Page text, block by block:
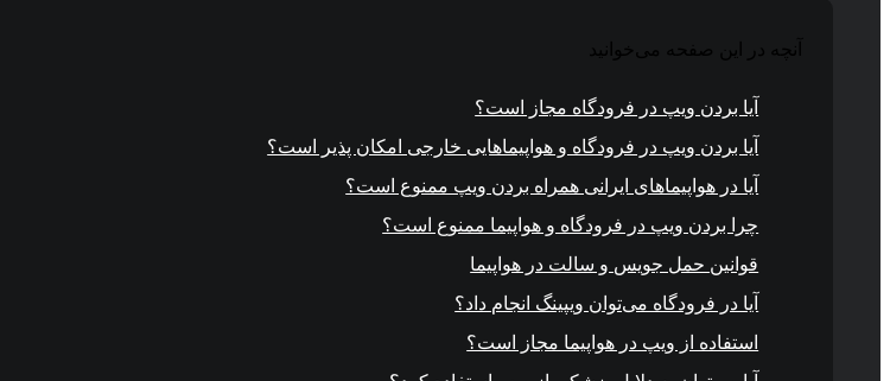
آنچه در این صفحه می‌خوانید
آیا بردن ویپ در فرودگاه مجاز است؟
آیا بردن ویپ در فرودگاه و هواپیماهایی خارجی امکان پذیر است؟
آیا در هواپیماهای ایرانی همراه بردن ویپ ممنوع است؟
چرا بردن ویپ در فرودگاه و هواپیما ممنوع است؟
قوانین حمل جویس و سالت در هواپیما
آیا در فرودگاه می‌توان ویپینگ انجام داد؟
استفاده از ویپ در هواپیما مجاز است؟